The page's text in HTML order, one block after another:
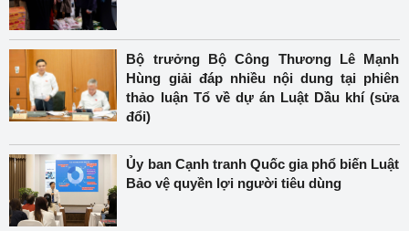
Bộ trưởng Bộ Công Thương Lê Mạnh
Hùng giải đáp nhiều nội dung tại phiên
thảo luận Tổ về dự án Luật Dầu khí (sửa
đổi)
Ủy ban Cạnh tranh Quốc gia phổ biến Luật
Bảo vệ quyền lợi người tiêu dùng